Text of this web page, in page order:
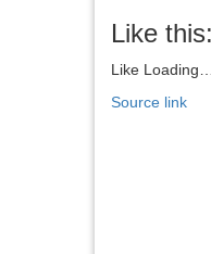
Like this:
Like Loading…
Source link